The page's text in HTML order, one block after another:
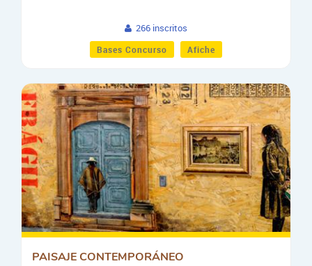
266 inscritos
Bases Concurso Afiche
PAISAJE CONTEMPORÁNEO